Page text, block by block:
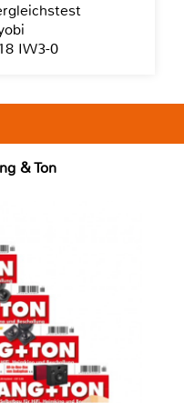
& Ton
IW3-0